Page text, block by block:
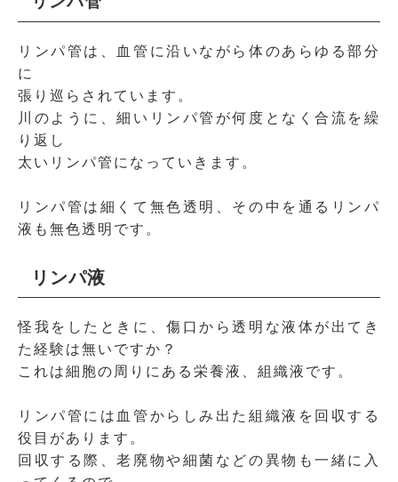
リンパ管は、血管に沿いながら体のあらゆる部分
に
張り巡らされています。
川のように、細いリンパ管が何度となく合流を繰
り返し
太いリンパ管になっていきます。
リンパ管は細くて無色透明、その中を通るリンパ
液も無色透明です。
リンパ液
怪我をしたときに、傷口から透明な液体が出てき
た経験は無いですか？
これは細胞の周りにある栄養液、組織液です。
リンパ管には血管からしみ出た組織液を回収する
役目があります。
回収する際、老廃物や細菌などの異物も一緒に入